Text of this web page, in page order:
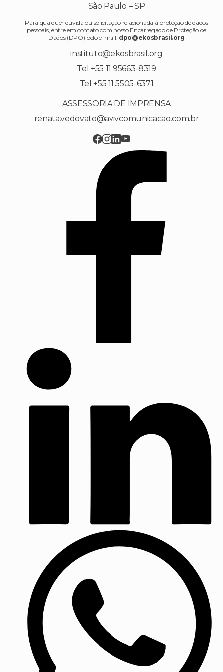
São Paulo – SP
Para qualquer dúvida ou solicitação relacionada à proteção de dados
pessoais, entre em contato com nosso Encarregado de Proteção de
Dados (DPO) pelo e-mail: dpo@ekosbrasil.org
instituto@ekosbrasil.org
Tel +55 11 95663-8319
Tel +55 11 5505-6371
ASSESSORIA DE IMPRENSA
renata.vedovato@avivcomunicacao.com.br